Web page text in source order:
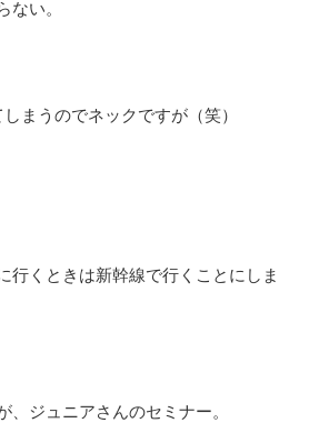
ない。
まうのでネックですが（笑）
行くときは新幹線で行くことにしま
、ジュニアさんのセミナー。